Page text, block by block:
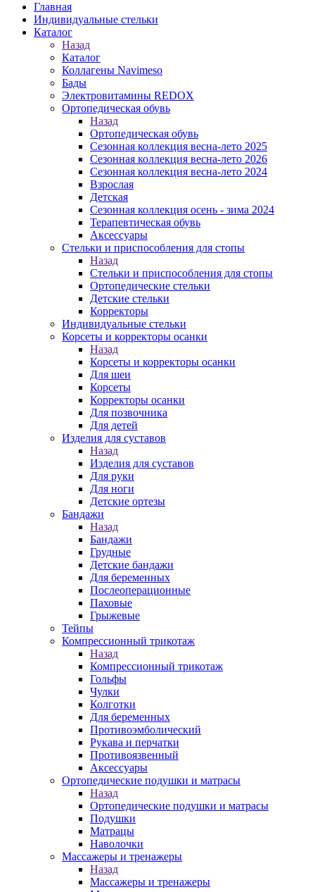
Главная
Индивидуальные стельки
Каталог
Назад
Каталог
Коллагены Navimeso
Бады
Электровитамины REDOX
Ортопедическая обувь
Назад
Ортопедическая обувь
Сезонная коллекция весна-лето 2025
Сезонная коллекция весна-лето 2026
Сезонная коллекция весна-лето 2024
Взрослая
Детская
Сезонная коллекция осень - зима 2024
Терапевтическая обувь
Аксессуары
Стельки и приспособления для стопы
Назад
Стельки и приспособления для стопы
Ортопедические стельки
Детские стельки
Корректоры
Индивидуальные стельки
Корсеты и корректоры осанки
Назад
Корсеты и корректоры осанки
Для шеи
Корсеты
Корректоры осанки
Для позвочника
Для детей
Изделия для суставов
Назад
Изделия для суставов
Для руки
Для ноги
Детские ортезы
Бандажи
Назад
Бандажи
Грудные
Детские бандажи
Для беременных
Послеоперационные
Паховые
Грыжевые
Тейпы
Компрессионный трикотаж
Назад
Компрессионный трикотаж
Гольфы
Чулки
Колготки
Для беременных
Противоэмболический
Рукава и перчатки
Противоязвенный
Аксессуары
Ортопедические подушки и матрасы
Назад
Ортопедические подушки и матрасы
Подушки
Матрацы
Наволочки
Массажеры и тренажеры
Назад
Массажеры и тренажеры